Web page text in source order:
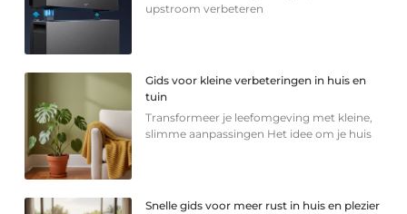
upstroom verbeteren
Gids voor kleine verbeteringen in huis en
tuin
Transformeer je leefomgeving met kleine,
slimme aanpassingen Het idee om je huis
Snelle gids voor meer rust in huis en plezier